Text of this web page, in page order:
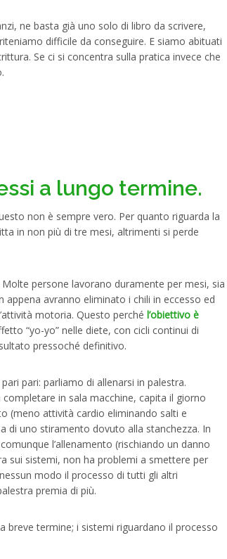
ne basta già uno solo di libro da scrivere,
difficile da conseguire. E siamo abituati
Se ci si concentra sulla pratica invece che
a lungo termine.
non è sempre vero. Per quanto riguarda la
in non più di tre mesi, altrimenti si perde
persone lavorano duramente per mesi, sia
avranno eliminato i chili in eccesso ed
motoria. Questo perché l’obiettivo è
“yo-yo” nelle diete, con cicli continui di
pressoché definitivo.
pari: parliamo di allenarsi in palestra.
in sala macchine, capita il giorno
(meno attività cardio eliminando salti e
di uno stiramento dovuto alla stanchezza. In
l’allenamento (rischiando un danno
sui sistemi, non ha problemi a smettere per
modo il processo di tutti gli altri
premia di più.
breve termine; i sistemi riguardano il processo